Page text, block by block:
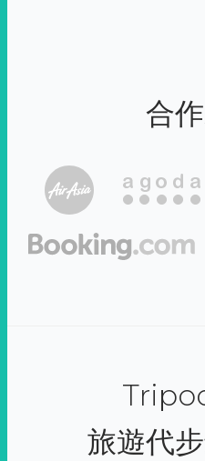
合
旅遊代